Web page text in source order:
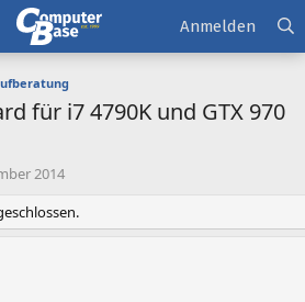
Anmelden
für i7 4790K und GTX 970
2014